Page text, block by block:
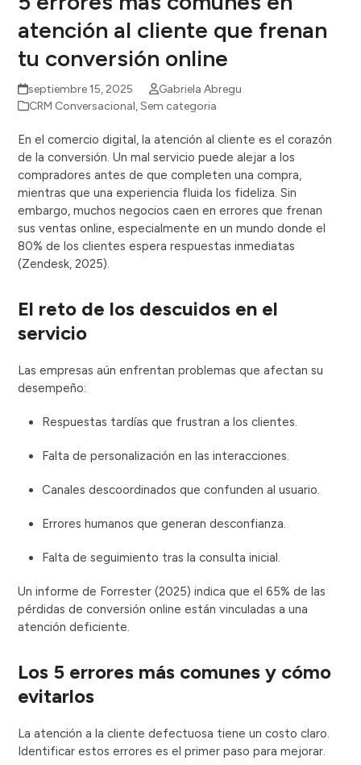
atención al cliente que frenan
tu conversión online
septiembre 15, 2025
Gabriela Abregu
CRM Conversacional,Sem categoria
En el comercio digital, la atención al cliente es el corazón
de la conversión. Un mal servicio puede alejar a los
compradores antes de que completen una compra,
mientras que una experiencia fluida los fideliza. Sin
embargo, muchos negocios caen en errores que frenan
sus ventas online, especialmente en un mundo donde el
80% de los clientes espera respuestas inmediatas
(Zendesk, 2025).
El reto de los descuidos en el
servicio
Las empresas aún enfrentan problemas que afectan su
desempeño:
Respuestas tardías que frustran a los clientes.
Falta de personalización en las interacciones.
Canales descoordinados que confunden al usuario.
Errores humanos que generan desconfianza.
Falta de seguimiento tras la consulta inicial.
Un informe de Forrester (2025) indica que el 65% de las
pérdidas de conversión online están vinculadas a una
atención deficiente.
Los 5 errores más comunes y cómo
evitarlos
La atención a la cliente defectuosa tiene un costo claro.
Identificar estos errores es el primer paso para mejorar.